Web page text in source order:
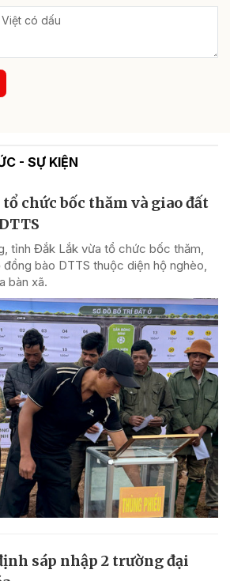
- SỰ KIỆN
chức bốc thăm và giao đất
tỉnh Đắk Lắk vừa tổ chức bốc thăm,
bào DTTS thuộc diện hộ nghèo,
bàn xã.
sáp nhập 2 trường đại